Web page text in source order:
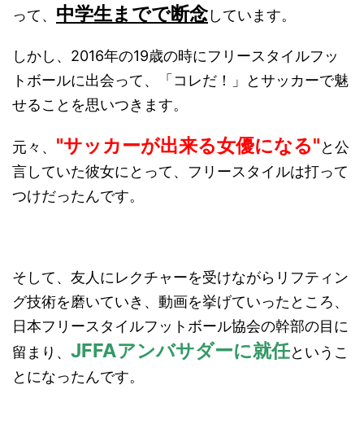
って、 中学生までで断念しています。
しかし、2016年の19歳の時にフリースタイルフッ
トボールに出会って、「コレだ！」とサッカーで魅
せることを思いつきます。
元々、 "サッカーが出来る女優になる"と公
言していた彼女にとって、フリースタイルは打って
つけだったんです。
そして、友人にレクチャーを受けながらリフティン
グ技術を磨いていき、動画を挙げていったところ、
日本フリースタイルフットボール協会の幹部の目に
留まり、 JFFAアンバサダーに就任というこ
とになったんです。